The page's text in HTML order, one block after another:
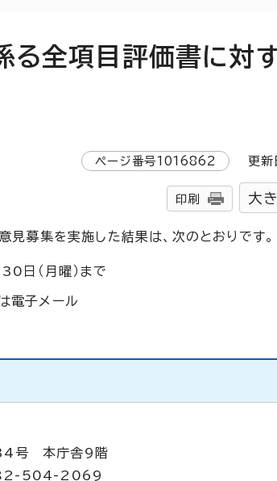
る全項目評価書に対
ページ番号1016862 更新
印刷 大
募集を実施した結果は、次のとおりです。
日（月曜）まで
電子メール
号 本庁舎9階
504-2069